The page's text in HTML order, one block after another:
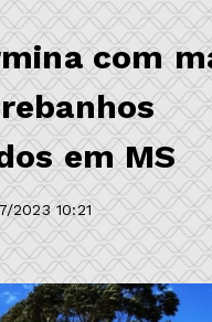
com
em MS
2023 10:21